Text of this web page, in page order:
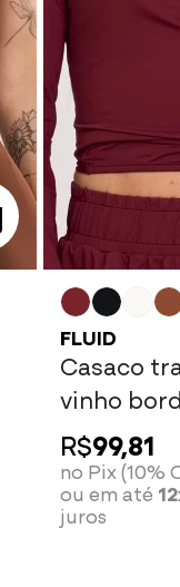
FLUID
Casaco
vinho
R$99,81
no Pix (10%
ou em até
juros